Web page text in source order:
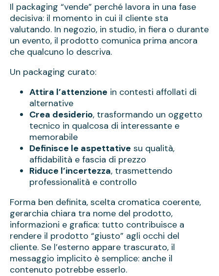
Il packaging “vende” perché lavora in una fase
decisiva: il momento in cui il cliente sta
valutando. In negozio, in studio, in fiera o durante
un evento, il prodotto comunica prima ancora
che qualcuno lo descriva.
Un packaging curato:
Attira l’attenzione in contesti affollati di
alternative
Crea desiderio, trasformando un oggetto
tecnico in qualcosa di interessante e
memorabile
Definisce le aspettative su qualità,
affidabilità e fascia di prezzo
Riduce l’incertezza, trasmettendo
professionalità e controllo
Forma ben definita, scelta cromatica coerente,
gerarchia chiara tra nome del prodotto,
informazioni e grafica: tutto contribuisce a
rendere il prodotto “giusto” agli occhi del
cliente. Se l’esterno appare trascurato, il
messaggio implicito è semplice: anche il
contenuto potrebbe esserlo.